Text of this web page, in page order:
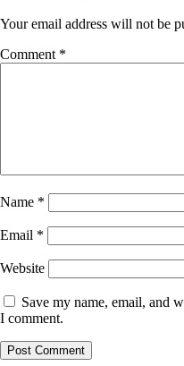
Your email address will not be
Comment *
Name *
Email *
Website
Save my name, email, and
I comment.